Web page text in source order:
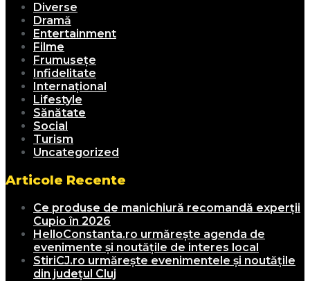
Diverse
Dramă
Entertainment
Filme
Frumusețe
Infidelitate
Internațional
Lifestyle
Sănătate
Social
Turism
Uncategorized
Articole Recente
Ce produse de manichiură recomandă experții
Cupio în 2026
HelloConstanta.ro urmărește agenda de
evenimente și noutățile de interes local
StiriCJ.ro urmărește evenimentele și noutățile
din județul Cluj